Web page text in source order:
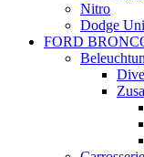
Nitro
Dodge
FORD